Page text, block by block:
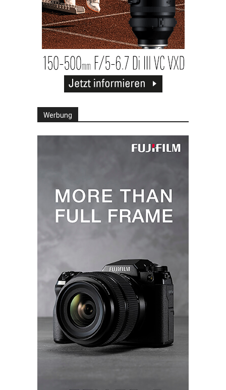
Werbung